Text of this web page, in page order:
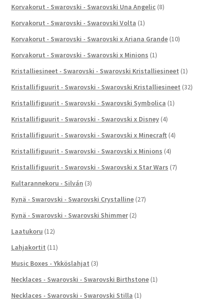
Korvakorut - Swarovski - Swarovski Una Angelic (8)
Korvakorut - Swarovski - Swarovski Volta (1)
Korvakorut - Swarovski - Swarovski x Ariana Grande (10)
Korvakorut - Swarovski - Swarovski x Minions (1)
Kristalliesineet - Swarovski - Swarovski Kristalliesineet (1)
Kristallifiguurit - Swarovski - Swarovski Kristalliesineet (32)
Kristallifiguurit - Swarovski - Swarovski Symbolica (1)
Kristallifiguurit - Swarovski - Swarovski x Disney (4)
Kristallifiguurit - Swarovski - Swarovski x Minecraft (4)
Kristallifiguurit - Swarovski - Swarovski x Minions (4)
Kristallifiguurit - Swarovski - Swarovski x Star Wars (7)
Kultarannekoru - Silván (3)
Kynä - Swarovski - Swarovski Crystalline (27)
Kynä - Swarovski - Swarovski Shimmer (2)
Laatukoru (12)
Lahjakortit (11)
Music Boxes - Ykköslahjat (3)
Necklaces - Swarovski - Swarovski Birthstone (1)
Necklaces - Swarovski - Swarovski Stilla (1)